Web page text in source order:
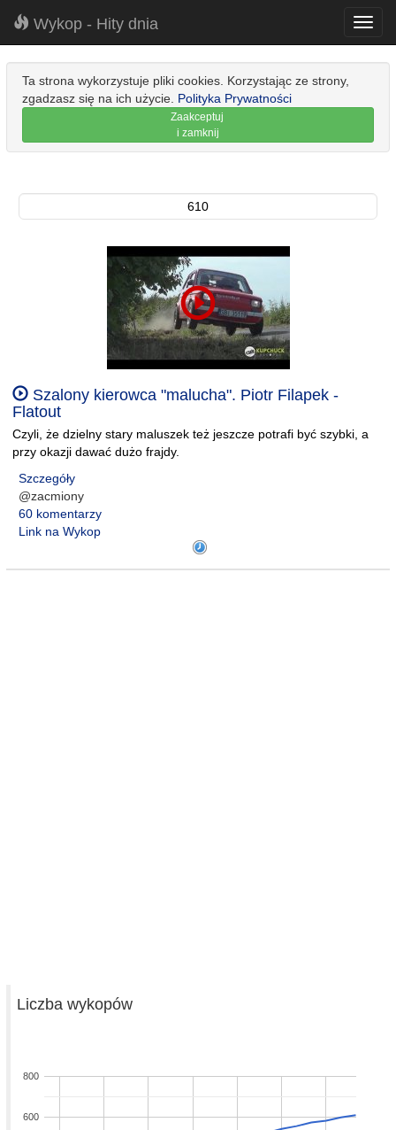
Wykop - Hity dnia
Ta strona wykorzystuje pliki cookies. Korzystając ze strony,
zgadzasz się na ich użycie. Polityka Prywatności
Zaakceptuj
i zamknij
610
Szalony kierowca "malucha". Piotr Filapek -
Flatout
Czyli, że dzielny stary maluszek też jeszcze potrafi być szybki, a
przy okazji dawać dużo frajdy.
Szczegóły
@zacmiony
60 komentarzy
Link na Wykop
Liczba wykopów
600
800